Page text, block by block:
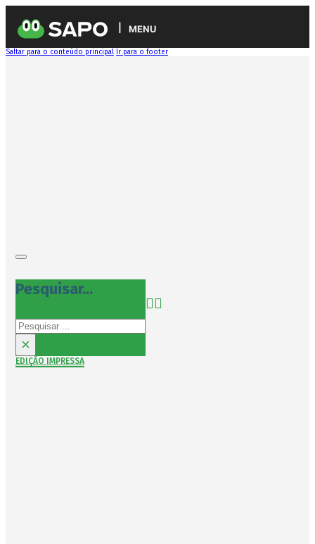
MENU
Saltar para o conteúdo principal Ir para o footer
Pesquisar...
Pesquisar
×
EDIÇÃO IMPRESSA